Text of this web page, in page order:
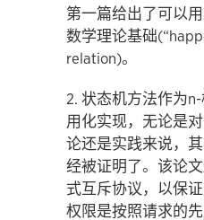
第一篇给出了可以
数学理论基础
relation)。
2. 状态机方法作为
用化实现，无论是
论还是实践来说，
经被证明了。该论
式互斥协议，以保
权限是按照请求的